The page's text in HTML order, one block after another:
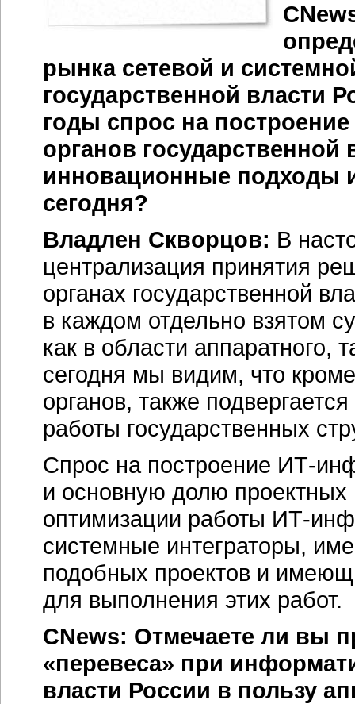
рынка сетевой и
государственной власти
годы спрос на построение
органов государственной
инновационные подходы
сегодня?
Владлен Скворцов: В
централизация принятия
органах государственной
в каждом отдельно взятом
как в области аппаратного,
сегодня мы видим, что
органов, также
работы государственных
Спрос на построение ИТ-
и основную долю проектных
оптимизации работы ИТ-
системные интеграторы,
подобных проектов и
для выполнения этих работ.
CNews: Отмечаете ли вы
«перевеса» при
власти России в пользу